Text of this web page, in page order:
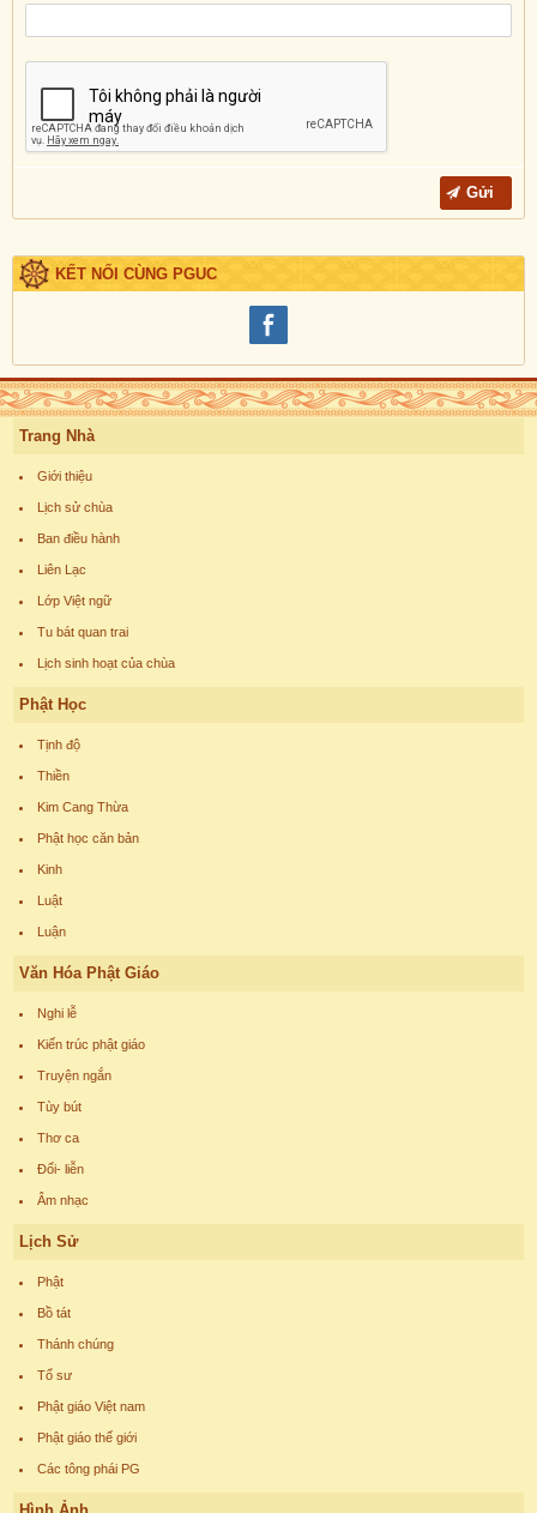
KẾT NỐI CÙNG PGUC
Trang Nhà
Giới thiệu
Lịch sử chùa
Ban điều hành
Liên Lạc
Lớp Việt ngữ
Tu bát quan trai
Lịch sinh hoạt của chùa
Phật Học
Tịnh độ
Thiền
Kim Cang Thừa
Phật học căn bản
Kinh
Luật
Luận
Văn Hóa Phật Giáo
Nghi lễ
Kiến trúc phật giáo
Truyện ngắn
Tùy bút
Thơ ca
Đối- liễn
Âm nhạc
Lịch Sử
Phật
Bồ tát
Thánh chúng
Tổ sư
Phật giáo Việt nam
Phật giáo thế giới
Các tông phái PG